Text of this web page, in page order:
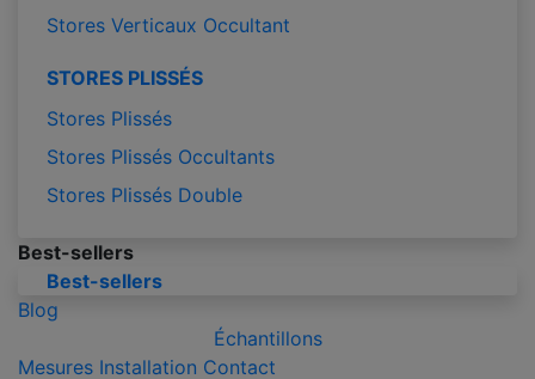
Stores Verticaux Occultant
STORES PLISSÉS
Stores Plissés
Stores Plissés Occultants
Stores Plissés Double
Best-sellers
Best-sellers
Blog
Échantillons
Mesures Installation Contact